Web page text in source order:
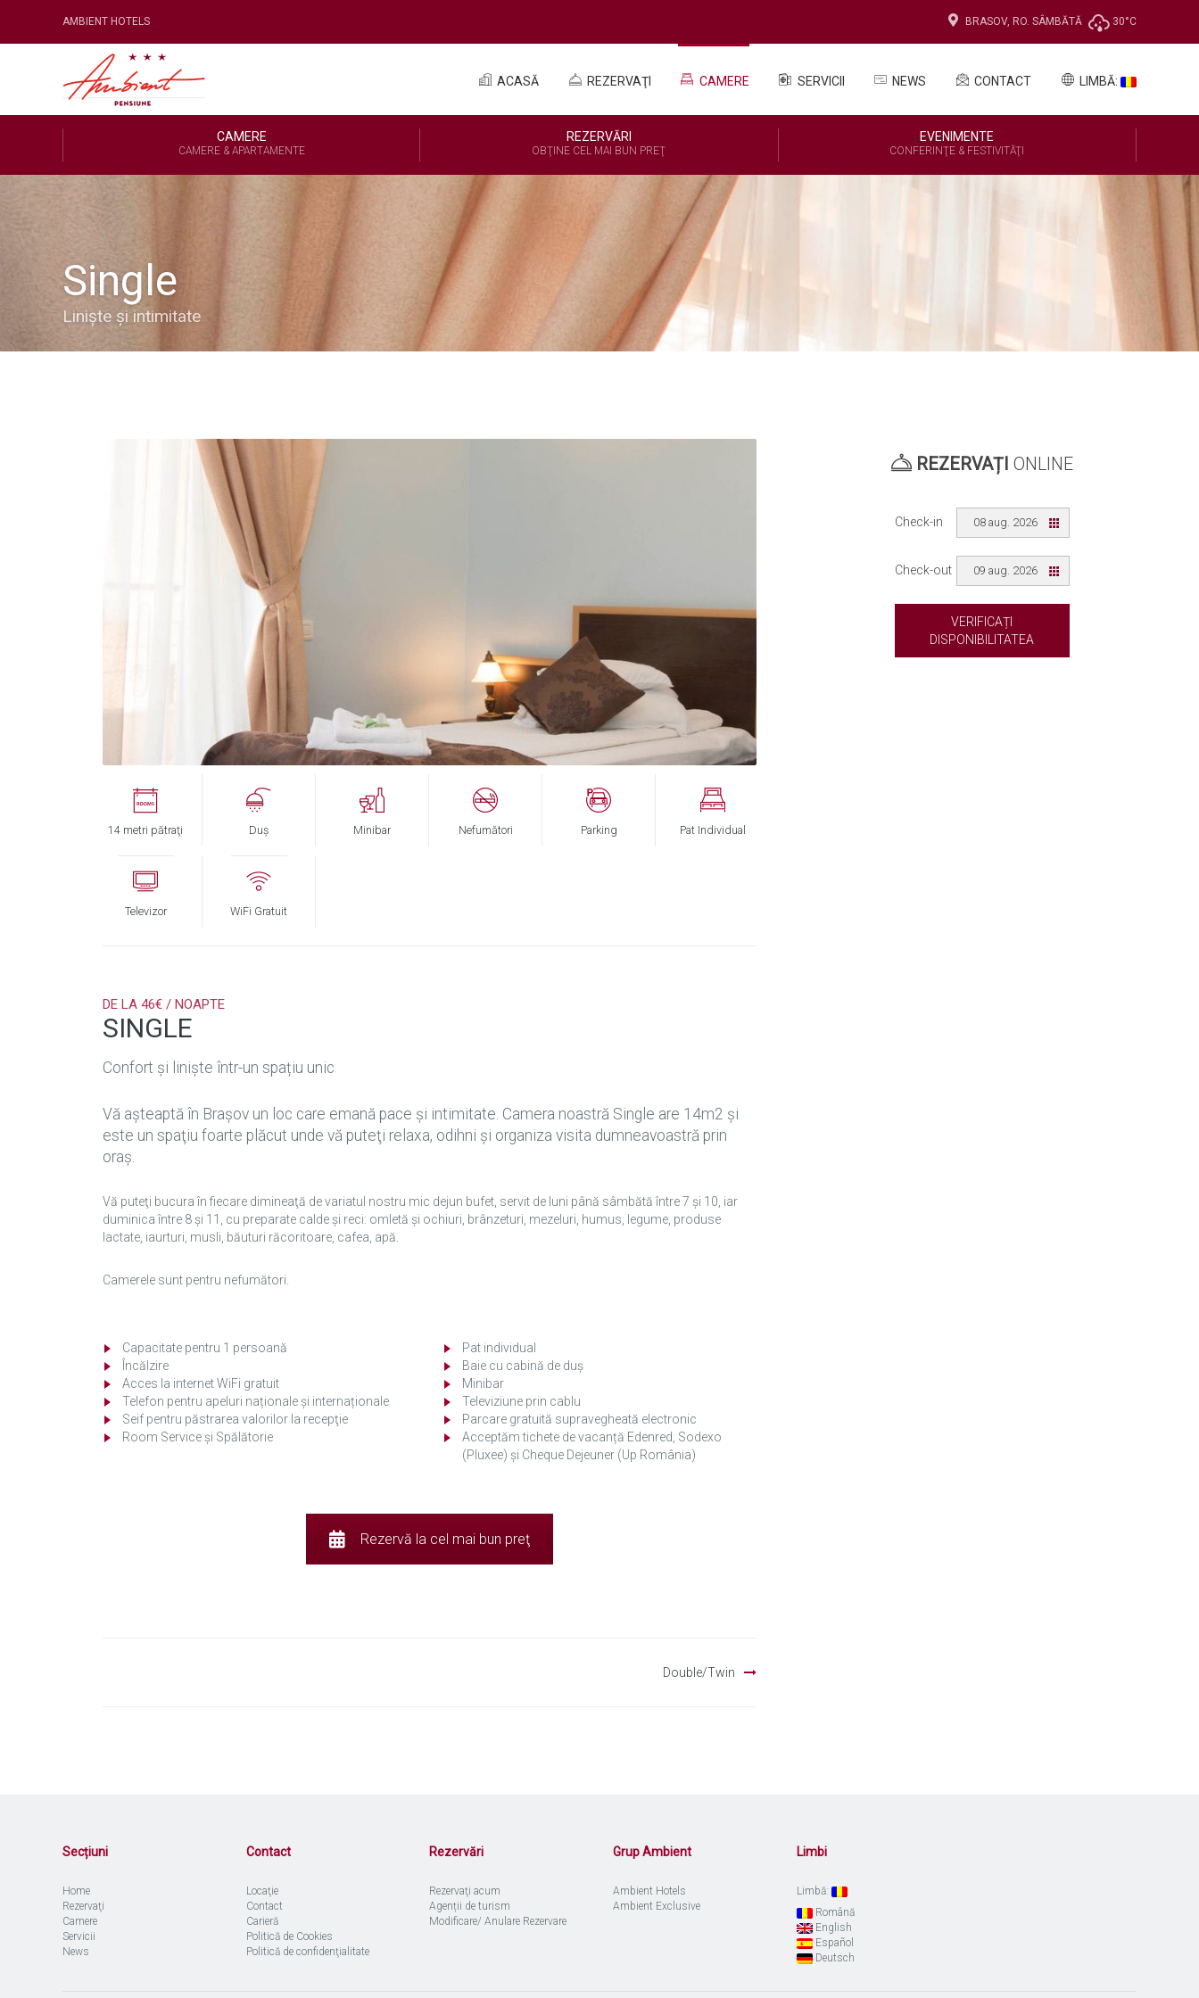
AMBIENT HOTELS BRASOV, RO. SÂMBĂTĂ 30°C
ACASĂ REZERVAŢI CAMERE SERVICII NEWS CONTACT LIMBĂ:
CAMERE
CAMERE & APARTAMENTE
REZERVĂRI
OBŢINE CEL MAI BUN PREŢ
EVENIMENTE
CONFERINŢE & FESTIVITĂŢI
Single
Linişte şi intimitate
14 metri pătraţi Duş Minibar Nefumători Parking Pat Individual
Televizor WiFi Gratuit
DE LA 46€ / NOAPTE
SINGLE
Confort și liniște într-un spațiu unic
Vă aşteaptă în Braşov un loc care emană pace şi intimitate. Camera noastră Single are 14m2 şi
este un spaţiu foarte plăcut unde vă puteţi relaxa, odihni şi organiza visita dumneavoastră prin
oraş.
Vă puteţi bucura în fiecare dimineaţă de variatul nostru mic dejun bufet, servit de luni până sâmbătă între 7 și 10, iar
duminica între 8 şi 11, cu preparate calde şi reci: omletă şi ochiuri, brânzeturi, mezeluri, humus, legume, produse
lactate, iaurturi, musli, băuturi răcoritoare, cafea, apă.
Camerele sunt pentru nefumători.
Capacitate pentru 1 persoană
Încălzire
Acces la internet WiFi gratuit
Telefon pentru apeluri naționale și internaționale
Seif pentru păstrarea valorilor la recepţie
Room Service și Spălătorie
Pat individual
Baie cu cabină de duș
Minibar
Televiziune prin cablu
Parcare gratuită supravegheată electronic
Acceptăm tichete de vacanță Edenred, Sodexo
(Pluxee) și Cheque Dejeuner (Up România)
Rezervă la cel mai bun preţ
Double/Twin
REZERVAȚI ONLINE
Check-in 08 aug. 2026
Check-out 09 aug. 2026
VERIFICAȚI
DISPONIBILITATEA
Secțiuni
Home
Rezervaţi
Camere
Servicii
News
Contact
Locaţie
Contact
Carieră
Politică de Cookies
Politică de confidenţialitate
Rezervări
Rezervaţi acum
Agenții de turism
Modificare/ Anulare Rezervare
Grup Ambient
Ambient Hotels
Ambient Exclusive
Limbi
Limbă:
Română
English
Español
Deutsch